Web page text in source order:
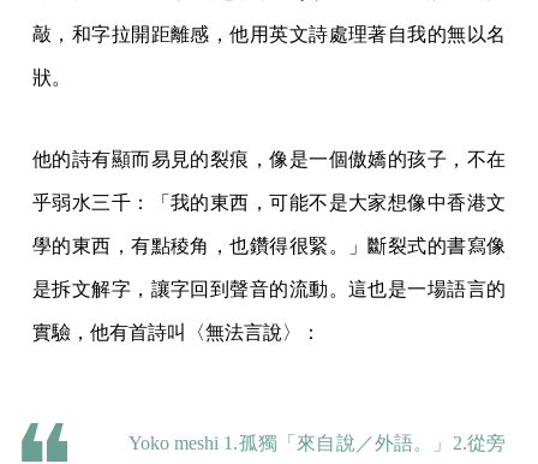
敲，和字拉開距離感，他用英文詩處理著自我的無以名
狀。
他的詩有顯而易見的裂痕，像是一個傲嬌的孩子，不在
乎弱水三千：「我的東西，可能不是大家想像中香港文
學的東西，有點稜角，也鑽得很緊。」斷裂式的書寫像
是拆文解字，讓字回到聲音的流動。這也是一場語言的
實驗，他有首詩叫〈無法言說〉：
Yoko meshi 1.孤獨「來自說／外語。」2.從旁